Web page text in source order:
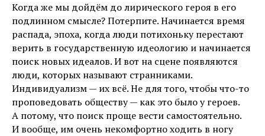
Когда же мы дойдём до лирического героя в его
подлинном смысле? Потерпите. Начинается время
распада, эпоха, когда люди потихоньку перестают
верить в государственную идеологию и начинается
поиск новых идеалов. И вот на сцене появляются
люди, которых называют странниками.
Индивидуализм — их всё. Не для того, чтобы что-то
проповедовать обществу — как это было у героев.
А потому, что поиск проще вести самостоятельно.
И вообще, им очень некомфортно ходить в ногу